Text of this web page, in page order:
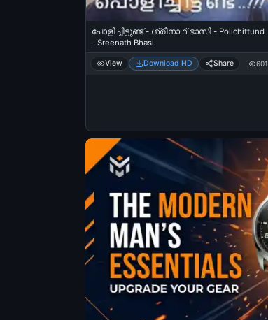
പോളിച്ചിട്ടുണ്ട് - ശ്രീനാഥ് ഭാസി - Polichittund
- Sreenath Bhasi
View Download HD Share 601